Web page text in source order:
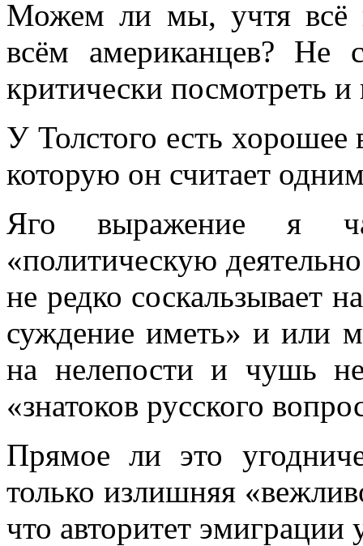
Можем ли мы, учтя всё
всём американ­цев? Не
критически посмотреть и
У Толстого есть
которую он счи­тает
Яго выражение я
«политическую
не редко соскальзывает
суждение иметь» и или
на нелепости и чушь
«знатоков русского
Прямое ли это
только излишняя
что авторитет